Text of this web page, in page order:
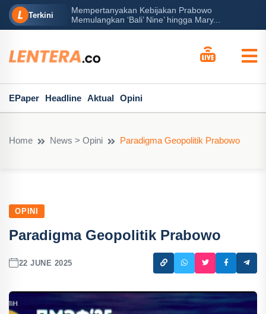
Terkini
Mempertanyakan Kebijakan Prabowo
Memulangkan ‘Bali’ Nine’ hingga Mary...
EPaper Headline Aktual Opini
Home News > Opini Paradigma Geopolitik Prabowo
OPINI
Paradigma Geopolitik Prabowo
22 JUNE 2025